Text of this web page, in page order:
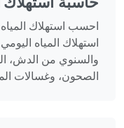
احسب استهلاك المياه
استهلاك المياه
والسنوي من الدش،
الصحون، وغسالات